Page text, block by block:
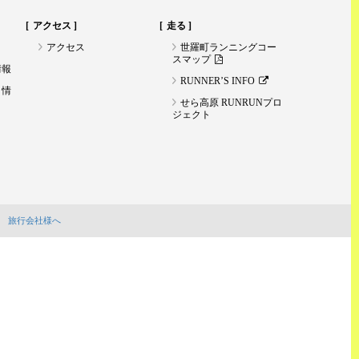
アクセス
アクセス
走る
世羅町ランニングコー
スマップ
RUNNER’S INFO
せら高原 RUNRUNプロ
ジェクト
旅行会社様へ